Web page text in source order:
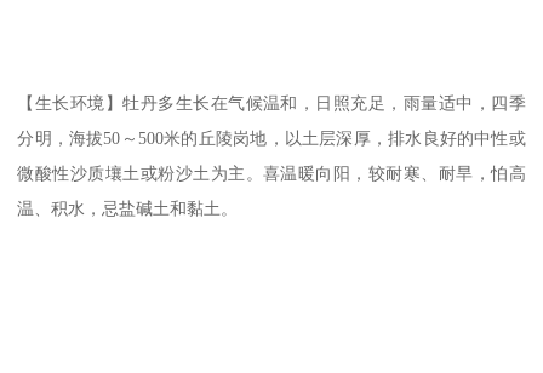
【生长环境】牡丹多生长在气候温和，日照充足，雨量适中，四季
分明，海拔50～500米的丘陵岗地，以土层深厚，排水良好的中性或
微酸性沙质壤土或粉沙土为主。喜温暖向阳，较耐寒、耐旱，怕高
温、积水，忌盐碱土和黏土。